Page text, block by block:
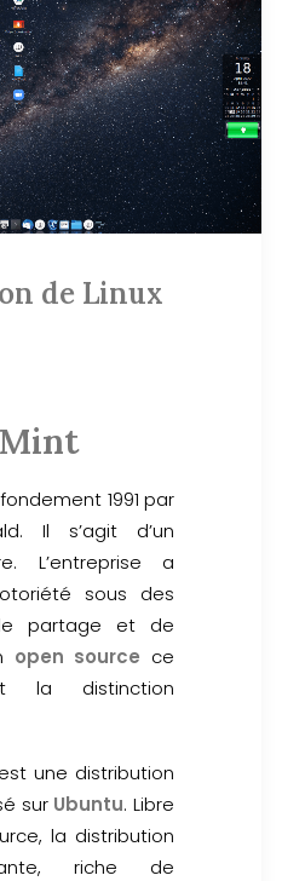
de Linux
1991 par
Il s’agit d’un
L’entreprise a
sous des
partage et de
open source ce
la distinction
est une distribution
sur Ubuntu. Libre
la distribution
riche de